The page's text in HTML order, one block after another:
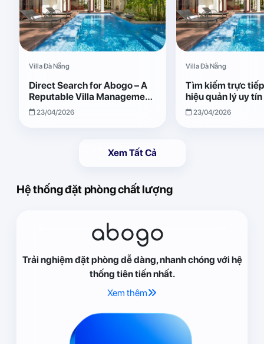
Villa Đà Nẵng
Direct Search for Abogo – A
Reputable Villa Management
Brand with Transparent and
Effective Operations
23/04/2026
Villa Đà Nẵng
Tìm kiếm trực
hiệu quản lý uy
Giải pháp vận
quả, minh bạch
23/04/2026
Xem Tất Cả
Hệ thống đặt phòng chất lượng
abogo
Trải nghiệm đặt phòng dễ dàng, nhanh chóng với hệ
thống tiên tiến nhất.
Xem thêm